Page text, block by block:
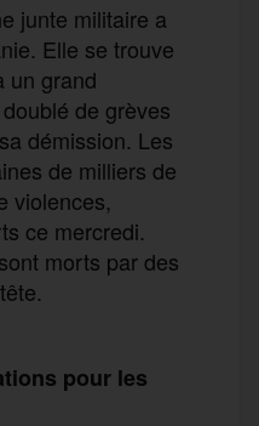
junte militaire a
Elle se trouve
un grand
de grèves
démission. Les
de milliers de
violences,
ce mercredi.
morts par des
pour les